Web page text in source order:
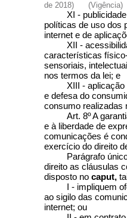
de 2018)
(Vigência)
XI -
políticas de uso dos
internet e de
XII -
características
sensoriais,
nos termos da lei; e
XIII -
e defesa do
consumo realizadas
Art. 8ºA
e à liberdade de
comunicações é
exercício do direito
Parágrafo
direito as cláusulas
disposto no caput,
I - impliquem
ao sigilo das
internet; ou